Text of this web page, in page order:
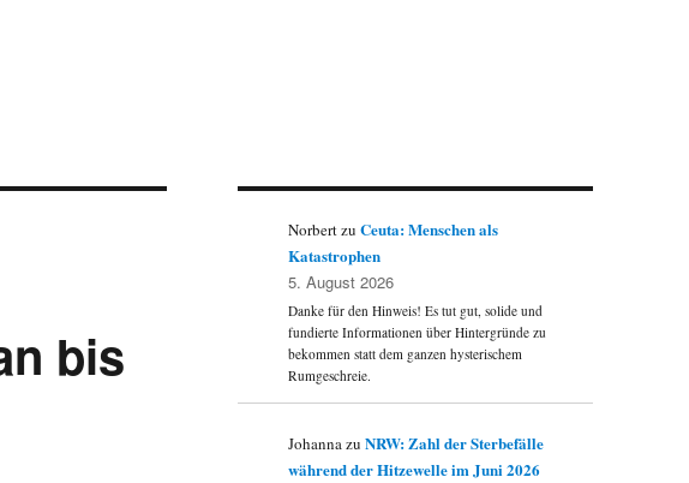
bis
NorbertzuCeuta: Menschen als
Katastrophen
5. August 2026
Danke für den Hinweis! Es tut gut, solide und
fundierte Informationen über Hintergründe zu
bekommen statt dem ganzen hysterischem
Rumgeschreie.
JohannazuNRW: Zahl der Sterbefälle
während der Hitzewelle im Juni 2026